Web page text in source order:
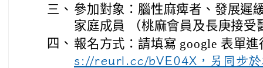
三、 參加對象：腦性麻痺者、發展遲
家庭成員 （桃麻會員及長庚接受
四、 報名方式：請填寫 google 表單
s://reurl.cc/bVE04X，另同步於